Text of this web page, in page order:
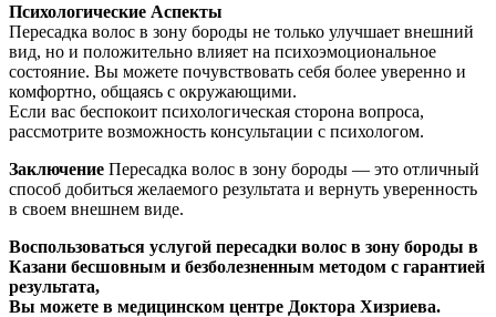
Психологические Аспекты
Пересадка волос в зону бороды не только улучшает внешний
вид, но и положительно влияет на психоэмоциональное
состояние. Вы можете почувствовать себя более уверенно и
комфортно, общаясь с окружающими.
Если вас беспокоит психологическая сторона вопроса,
рассмотрите возможность консультации с психологом.
Заключение Пересадка волос в зону бороды — это отличный
способ добиться желаемого результата и вернуть уверенность
в своем внешнем виде.
Воспользоваться услугой пересадки волос в зону бороды в
Казани бесшовным и безболезненным методом с гарантией
результата,
Вы можете в медицинском центре Доктора Хизриева.